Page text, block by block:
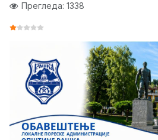
Прегледа: 1338
ОЦЕНА КОРИСНИКА: